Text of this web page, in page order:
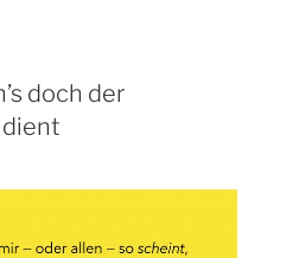
doch der